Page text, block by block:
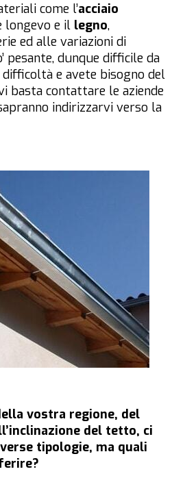
come l’acciaio
longevo e il legno,
ed alle variazioni di
pesante, dunque difficile da
difficoltà e avete bisogno del
basta contattare le aziende
indirizzarvi verso la
vostra regione, del
del tetto, ci
tipologie, ma quali